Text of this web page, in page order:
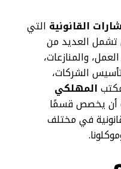
القانونية التي
تشمل العديد من
والمنازعات،
الشركات،
المهلكي
أن يخصص قسمًا
في مختلف